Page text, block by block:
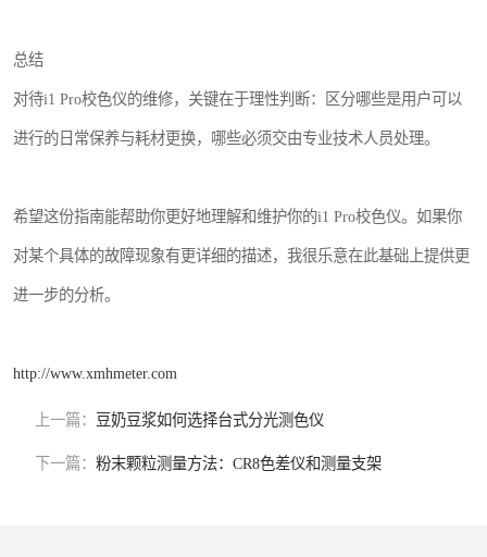
总结
对待i1 Pro校色仪的维修，关键在于理性判断：区分哪些是用户可以
进行的日常保养与耗材更换，哪些必须交由专业技术人员处理。
希望这份指南能帮助你更好地理解和维护你的i1 Pro校色仪。如果你
对某个具体的故障现象有更详细的描述，我很乐意在此基础上提供更
进一步的分析。
http://www.xmhmeter.com
上一篇： 豆奶豆浆如何选择台式分光测色仪
下一篇： 粉末颗粒测量方法：CR8色差仪和测量支架